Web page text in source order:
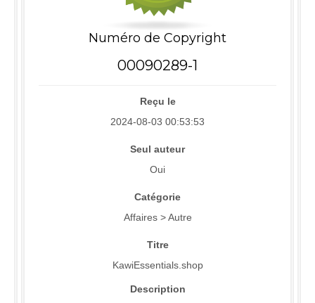
Numéro de Copyright
00090289-1
Reçu le
2024-08-03 00:53:53
Seul auteur
Oui
Catégorie
Affaires > Autre
Titre
KawiEssentials.shop
Description